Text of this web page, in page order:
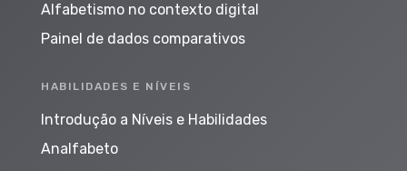
Alfabetismo no contexto digital
Painel de dados comparativos
HABILIDADES E NÍVEIS
Introdução a Níveis e Habilidades
Analfabeto